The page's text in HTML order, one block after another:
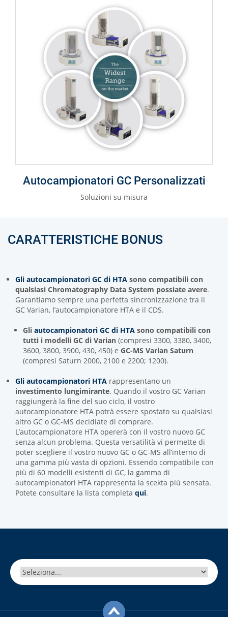
Autocampionatori GC Personalizzati
Soluzioni su misura
CARATTERISTICHE BONUS
Gli autocampionatori GC di HTA sono compatibili con
qualsiasi Chromatography Data System possiate avere.
Garantiamo sempre una perfetta sincronizzazione tra il
GC Varian, l’autocampionatore HTA e il CDS.
Gli autocampionatori GC di HTA sono compatibili con
tutti i modelli GC di Varian (compresi 3300, 3380, 3400,
3600, 3800, 3900, 430, 450) e GC-MS Varian Saturn
(compresi Saturn 2000, 2100 e 2200; 1200).
Gli autocampionatori HTA rappresentano un
investimento lungimirante. Quando il vostro GC Varian
raggiungerà la fine del suo ciclo, il vostro
autocampionatore HTA potrà essere spostato su qualsiasi
altro GC o GC-MS decidiate di comprare.
L’autocampionatore HTA opererà con il vostro nuovo GC
senza alcun problema. Questa versatilità vi permette di
poter scegliere il vostro nuovo GC o GC-MS all’interno di
una gamma più vasta di opzioni. Essendo compatibile con
più di 60 modelli esistenti di GC, la gamma di
autocampionatori HTA rappresenta la scekta più sensata.
Potete consultare la lista completa qui.